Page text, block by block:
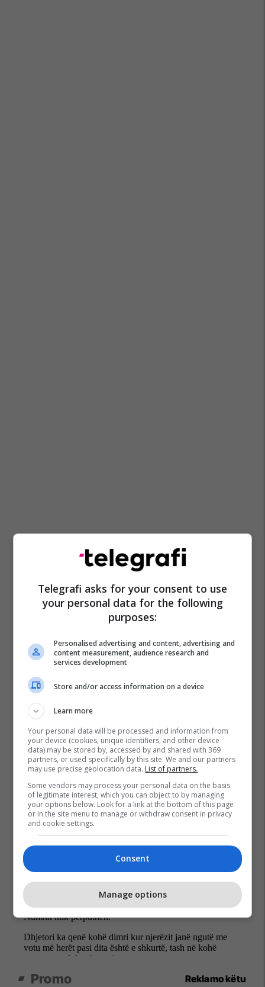
Zgjedhjet 2026
Promo Reklamo këtu
Telegrafi asks for your consent to use
your personal data for the following
purposes:
Personalised advertising and content, advertising and
content measurement, audience research and
services development
Store and/or access information on a device
Learn more
Your personal data will be processed and information from
your device (cookies, unique identifiers, and other device
data) may be stored by, accessed by and shared with 369
partners, or used specifically by this site. We and our partners
may use precise geolocation data. List of partners.
Some vendors may process your personal data on the basis
of legitimate interest, which you can object to by managing
your options below. Look for a link at the bottom of this page
or in the site menu to manage or withdraw consent in privacy
and cookie settings.
Consent
Manage options